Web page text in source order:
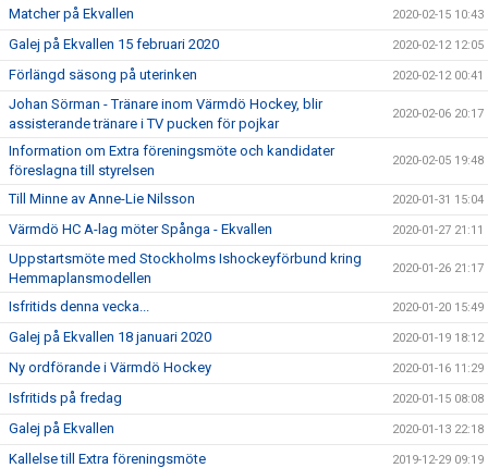
Matcher på Ekvallen 2020-02-15 10:43
Galej på Ekvallen 15 februari 2020 2020-02-12 12:05
Förlängd säsong på uterinken 2020-02-12 00:41
Johan Sörman - Tränare inom Värmdö Hockey, blir
assisterande tränare i TV pucken för pojkar
2020-02-06 20:17
Information om Extra föreningsmöte och kandidater
föreslagna till styrelsen
2020-02-05 19:48
Till Minne av Anne-Lie Nilsson 2020-01-31 15:04
Värmdö HC A-lag möter Spånga - Ekvallen 2020-01-27 21:11
Uppstartsmöte med Stockholms Ishockeyförbund kring
Hemmaplansmodellen
2020-01-26 21:17
Isfritids denna vecka... 2020-01-20 15:49
Galej på Ekvallen 18 januari 2020 2020-01-19 18:12
Ny ordförande i Värmdö Hockey 2020-01-16 11:29
Isfritids på fredag 2020-01-15 08:08
Galej på Ekvallen 2020-01-13 22:18
Kallelse till Extra föreningsmöte 2019-12-29 09:19